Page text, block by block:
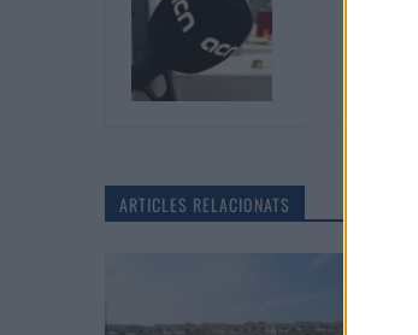
ARTICLES RELACIONATS